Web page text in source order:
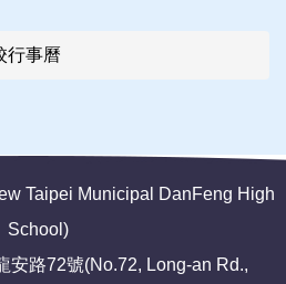
行事曆
Taipei Municipal DanFeng High
School)
安路72號(No.72, Long-an Rd.,